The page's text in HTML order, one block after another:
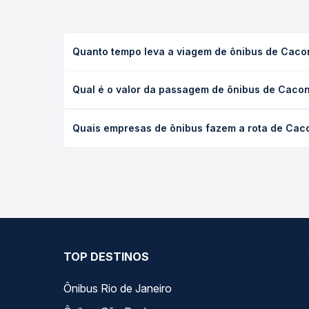
Quanto tempo leva a viagem de ônibus de
(convencional, executivo ou leito) e as condições
Qual é o valor da passagem de ônibus de
tipo de poltrona e a antecedência da compra. Na
Quais empresas de ônibus fazem a rota de
TOP DESTINOS
Ônibus Rio de Janeiro